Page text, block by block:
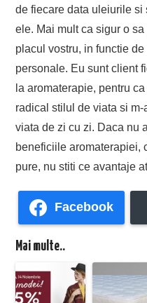
de fiecare data uleiurile si
ele. Mai mult ca sigur o
placul vostru, in functie
personale. Eu sunt client
la aromaterapie, pentru
radical stilul de viata si
viata de zi cu zi. Daca nu
beneficiile aromaterapiei,
pure, nu stiti ce avantaje
Facebook
Mai multe..